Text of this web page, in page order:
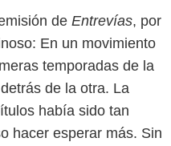
de Entrevías, por
En un movimiento
temporadas de la
de la otra. La
había sido tan
hacer esperar más. Sin